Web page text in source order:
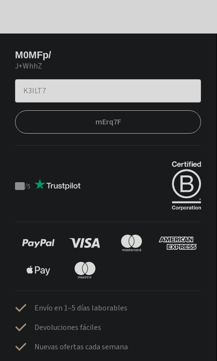
M0MFp/
J+WhhZ
mErq7F
Trustpilot
/5
Envío en 1–5 días laborables
Devoluciones fáciles
Nuevas ofertas cada semana